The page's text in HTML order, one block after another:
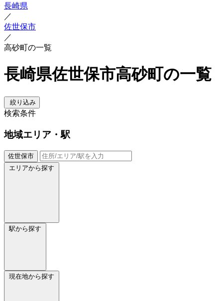
長崎県
／
佐世保市
／
高砂町の一覧
長崎県佐世保市高砂町の一覧
絞り込み
検索条件
地域エリア・駅
佐世保市
エリアから探す
駅から探す
現在地から探す